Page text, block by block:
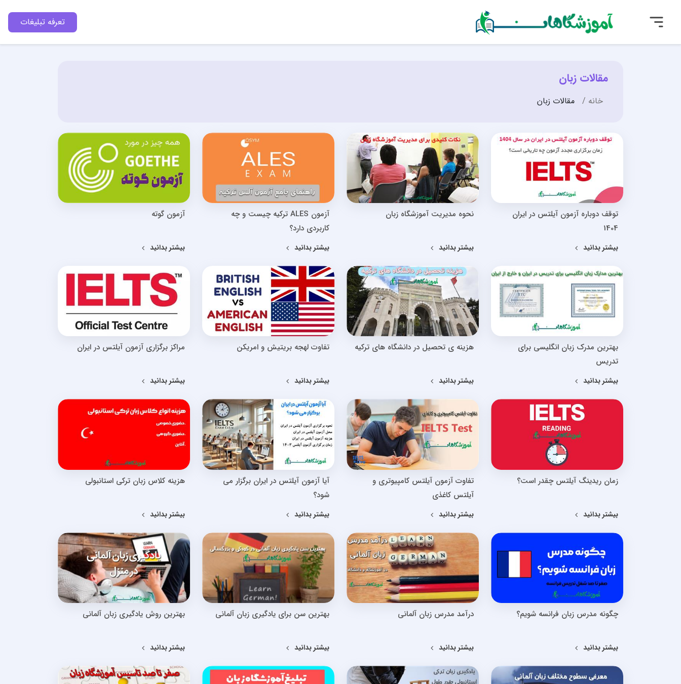
تعرفه تبلیغات
مقالات زبان
خانه مقالات زبان
توقف دوباره آزمون آیلتس در ایران
1404
بیشتر بدانید
نحوه مدیریت آموزشگاه زبان
بیشتر بدانید
آزمون ALES ترکیه چیست و چه
کاربردی دارد؟
بیشتر بدانید
آزمون گوته
بیشتر بدانید
بهترین مدرک زبان انگلیسی برای
تدریس
بیشتر بدانید
هزینه ی تحصیل در دانشگاه های ترکیه
بیشتر بدانید
تفاوت لهجه بریتیش و امریکن
بیشتر بدانید
مراکز برگزاری آزمون آیلتس در ایران
بیشتر بدانید
زمان ریدینگ آیلتس چقدر است؟
بیشتر بدانید
تفاوت آزمون آیلتس کامپیوتری و
آیلتس کاغذی
بیشتر بدانید
آیا آزمون آیلتس در ایران برگزار می
شود؟
بیشتر بدانید
هزینه کلاس زبان ترکی استانبولی
بیشتر بدانید
چگونه مدرس زبان فرانسه شویم؟
بیشتر بدانید
درآمد مدرس زبان آلمانی
بیشتر بدانید
بهترین سن برای یادگیری زبان آلمانی
بیشتر بدانید
بهترین روش یادگیری زبان آلمانی
بیشتر بدانید